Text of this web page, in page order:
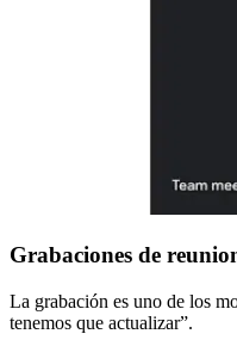
Grabaciones de
La grabación es uno de los
tenemos que actualizar”.